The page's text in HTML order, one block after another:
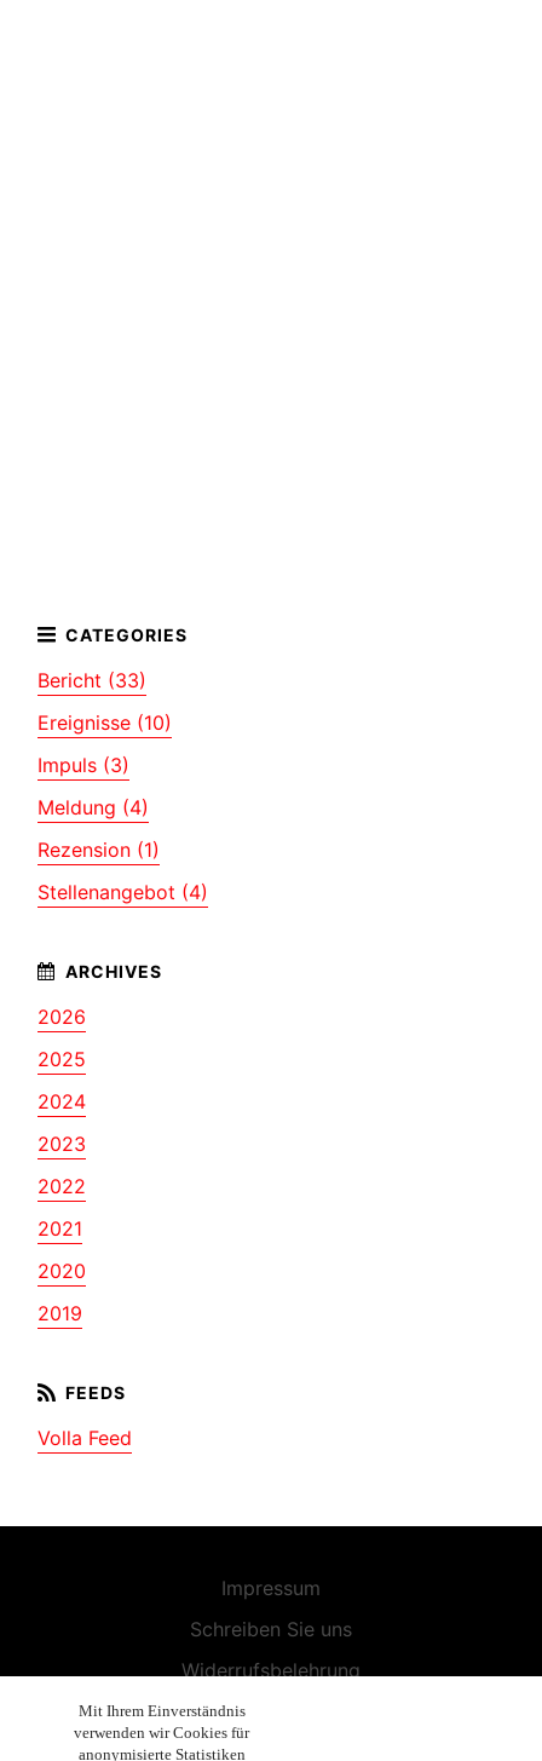
Bericht (33)
Ereignisse (10)
Impuls (3)
Meldung (4)
Rezension (1)
Stellenangebot (4)
2026
2025
2024
2023
2022
2021
2020
2019
Volla Feed
Impressum
Schreiben Sie uns
Widerrufsbelehrung
Allgemeine Geschäftsbedingungen
Endbenutzer-Lizenzvereinbarung
Mit Ihrem Einverständnis
verwenden wir Cookies für
anonymisierte Statistiken